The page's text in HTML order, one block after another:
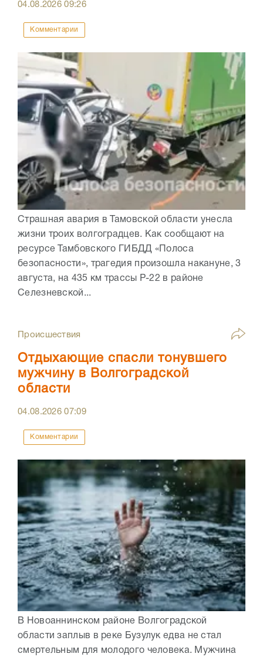
04.08.202609:26
Комментарии
Страшная авария в Тамовской области унесла
жизни троих волгоградцев. Как сообщают на
ресурсе Тамбовского ГИБДД «Полоса
безопасности», трагедия произошла накануне, 3
августа, на 435 км трассы Р-22 в районе
Селезневской...
Происшествия
Отдыхающие спасли тонувшего
мужчину в Волгоградской
области
04.08.202607:09
Комментарии
В Новоаннинском районе Волгоградской
области заплыв в реке Бузулук едва не стал
смертельным для молодого человека. Мужчина